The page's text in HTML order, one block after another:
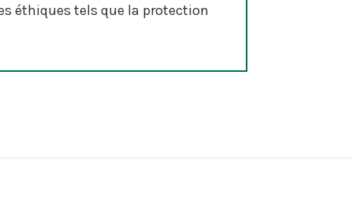
éthiques tels que la protection